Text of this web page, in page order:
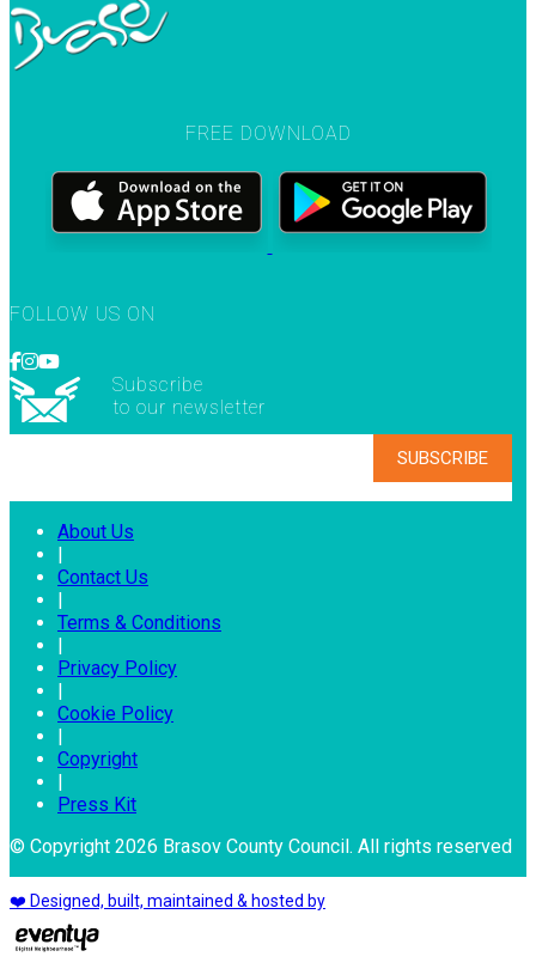
FREE DOWNLOAD
FOLLOW US ON
Subscribe
to our newsletter
About Us
|
Contact Us
|
Terms & Conditions
|
Privacy Policy
|
Cookie Policy
|
Copyright
|
Press Kit
© Copyright 2026 Brasov County Council. All rights reserved
❤️ Designed, built, maintained & hosted by